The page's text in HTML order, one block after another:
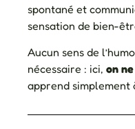
spontané et
sensation de bien-
Aucun sens de
nécessaire : ici, on
apprend